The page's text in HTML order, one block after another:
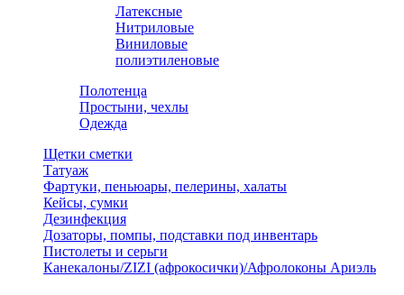
Латексные
Нитриловые
Виниловые
полиэтиленовые
Полотенца
Простыни, чехлы
Одежда
Щетки сметки
Татуаж
Фартуки, пеньюары, пелерины, халаты
Кейсы, сумки
Дезинфекция
Дозаторы, помпы, подставки под инвентарь
Пистолеты и серьги
Канекалоны/ZIZI (афрокосички)/Афролоконы Ариэль